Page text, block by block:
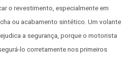
o revestimento, especialmente em
ou acabamento sintético. Um volante
a segurança, porque o motorista
lo corretamente nos primeiros